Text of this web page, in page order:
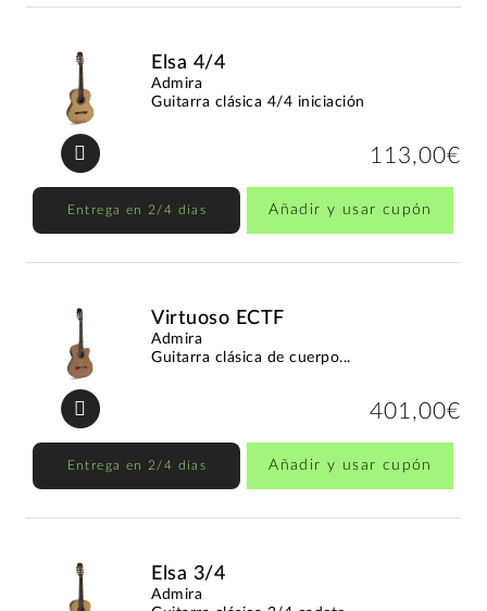
Elsa 4/4
Admira
Guitarra clásica 4/4 iniciación
113,00€
Entrega en 2/4 días Añadir y usar cupón
Virtuoso ECTF
Admira
Guitarra clásica de cuerpo...
401,00€
Entrega en 2/4 días Añadir y usar cupón
Elsa 3/4
Admira